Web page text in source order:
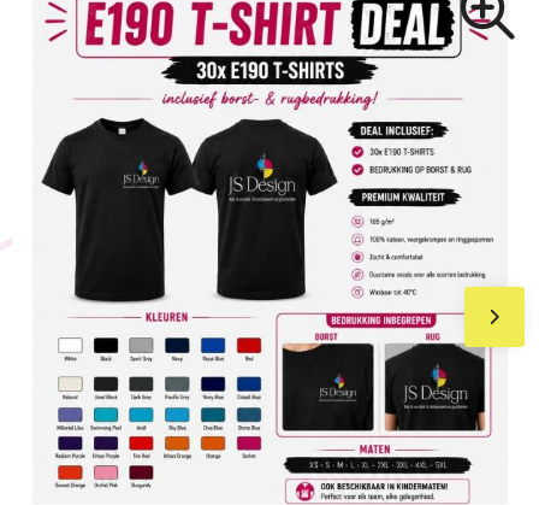
Bloemen, planten en bomen
Binnenreclame
Drukwerk
Brievenbuspakketten
Printer
Blaklader
BIC
Flexfit